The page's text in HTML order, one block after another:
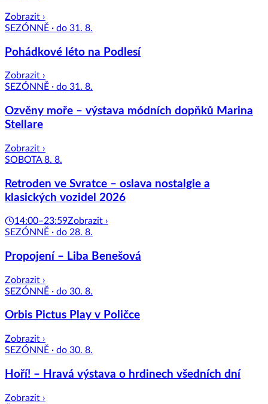
Zobrazit ›
SEZÓNNĚ · do 31. 8.
Pohádkové léto na Podlesí
Zobrazit ›
SEZÓNNĚ · do 31. 8.
Ozvěny moře – výstava módních dopňků Marina
Stellare
Zobrazit ›
SOBOTA 8. 8.
Retroden ve Svratce – oslava nostalgie a
klasických vozidel 2026
14:00–23:59Zobrazit ›
SEZÓNNĚ · do 28. 8.
Propojení – Liba Benešová
Zobrazit ›
SEZÓNNĚ · do 30. 8.
Orbis Pictus Play v Poličce
Zobrazit ›
SEZÓNNĚ · do 30. 8.
Hoří! – Hravá výstava o hrdinech všedních dní
Zobrazit ›